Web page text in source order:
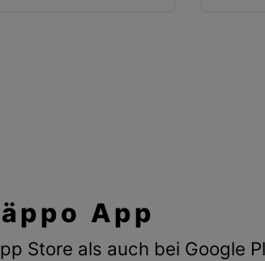
App
Store als auch bei Google